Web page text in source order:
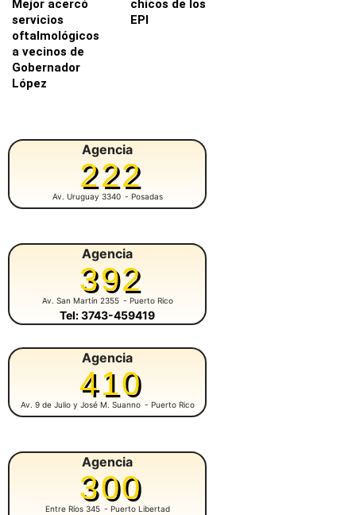
Mejor acercó
servicios
oftalmológicos
a vecinos de
Gobernador
López
chicos de los
EPI
Agencia
222
Av. Uruguay 3340 - Posadas
Agencia
392
Av. San Martín 2355 - Puerto Rico
Tel: 3743-459419
Agencia
410
Av. 9 de Julio y José M. Suanno - Puerto Rico
Agencia
300
Entre Ríos 345 - Puerto Libertad